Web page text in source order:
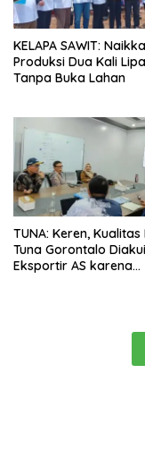
KELAPA SAWIT:
Produksi Dua Kali
Tanpa Buka Lahan
TUNA: Keren, Kualitas
Tuna Gorontalo Diakui
Eksportir AS karena